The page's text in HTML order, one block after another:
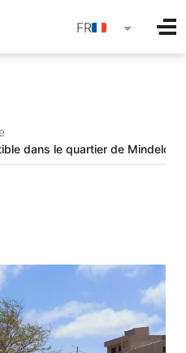
language
FR
dans le quartier de Mindelo